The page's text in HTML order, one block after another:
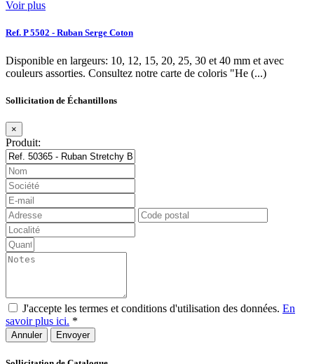
Voir plus
Ref. P 5502 - Ruban Serge Coton
Disponible en largeurs: 10, 12, 15, 20, 25, 30 et 40 mm et avec
couleurs assorties. Consultez notre carte de coloris "He (...)
Sollicitation de Échantillons
×
Produit:
J'accepte les termes et conditions d'utilisation des données. En
savoir plus ici. *
Annuler